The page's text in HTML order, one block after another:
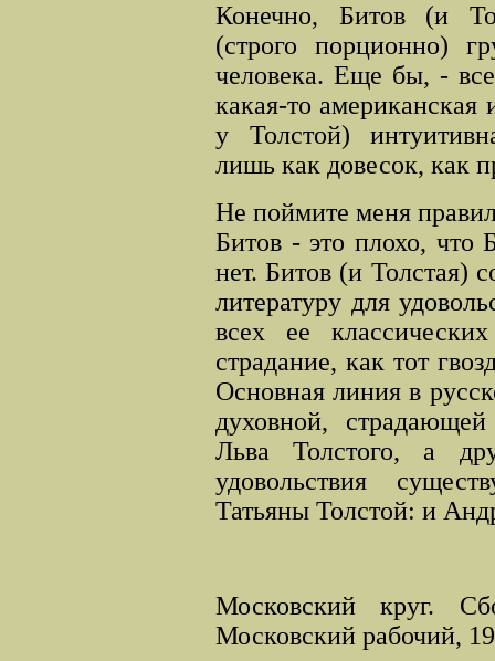
Конечно, Битов (и
(строго порционно)
человека. Еще бы, -
какая-то
у Толстой)
лишь как довесок, как
Не поймите меня
Битов - это плохо, что
нет. Битов (и Толстая)
литературу для
всех ее
страдание, как тот
Основная линия в
духовной,
Льва Толстого, а
удовольствия
Татьяны Толстой: и
Московский круг.
Московский рабочий,